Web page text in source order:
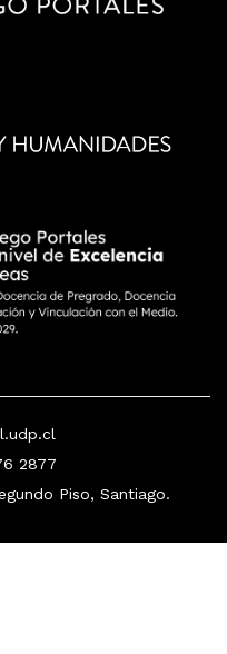
2877
Piso, Santiago.